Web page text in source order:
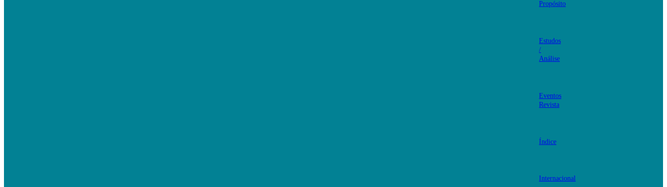
Propósito
Estudos
/
Análise
Eventos
Revista
Índice
Internacional